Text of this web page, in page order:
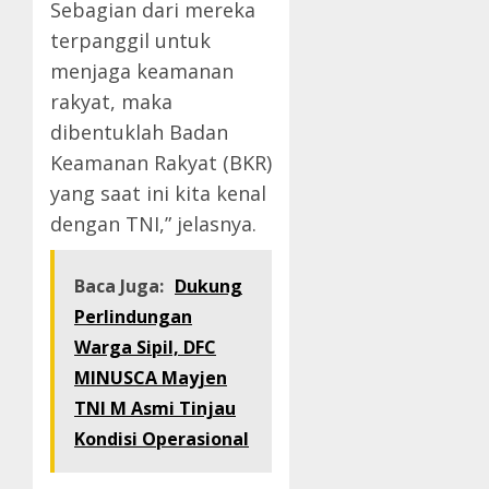
Sebagian dari mereka
terpanggil untuk
menjaga keamanan
rakyat, maka
dibentuklah Badan
Keamanan Rakyat (BKR)
yang saat ini kita kenal
dengan TNI,” jelasnya.
Baca Juga: Dukung
Perlindungan
Warga Sipil, DFC
MINUSCA Mayjen
TNI M Asmi Tinjau
Kondisi Operasional